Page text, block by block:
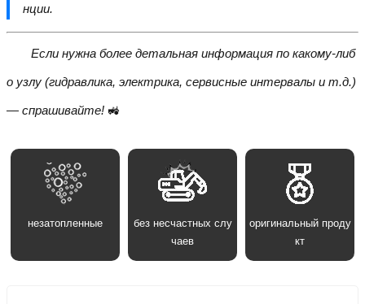
нции.
Если нужна более детальная информация по какому-либ
о узлу (гидравлика, электрика, сервисные интервалы и т.д.)
— спрашивайте! 🚜
незатопленные
без несчастных слу
чаев
оригинальный проду
кт